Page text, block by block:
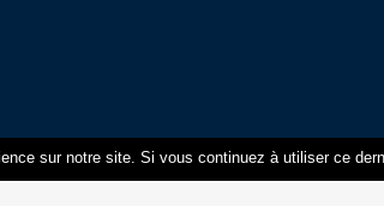
sur notre site. Si vous continuez à utiliser ce